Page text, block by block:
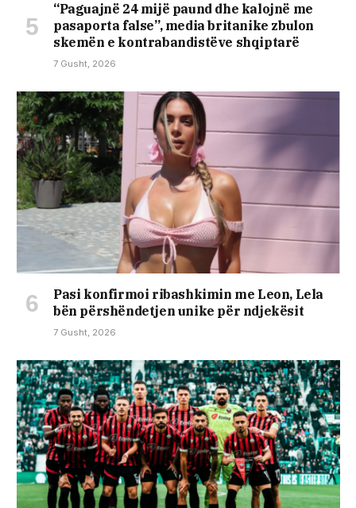
“Paguajnë 24 mijë paund dhe kalojnë me
pasaporta false”, media britanike zbulon
skemën e kontrabandistëve shqiptarë
7 Gusht, 2026
Pasi konfirmoi ribashkimin me Leon, Lela
bën përshëndetjen unike për ndjekësit
7 Gusht, 2026